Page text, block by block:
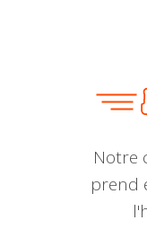
Notre
prend